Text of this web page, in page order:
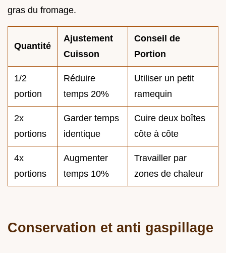
gras du fromage.
Quantité
Ajustement
Cuisson
Conseil de
Portion
1/2
portion
Réduire
temps 20%
Utiliser un petit
ramequin
2x
portions
Garder temps
identique
Cuire deux boîtes
côte à côte
4x
portions
Augmenter
temps 10%
Travailler par
zones de chaleur
Conservation et anti gaspillage